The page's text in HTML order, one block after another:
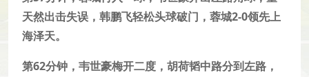
天然出击失误，韩鹏飞轻松头球破门，蓉城2-0领先上
海泽天。
第62分钟，韦世豪梅开二度，胡荷韬中路分到左路，